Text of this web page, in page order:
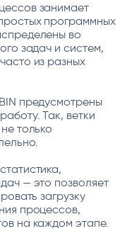
занимает
программных
во
задач и систем,
из разных
предусмотрены
Так, ветки
только
— это позволяет
загрузку
процессов,
на каждом этапе.